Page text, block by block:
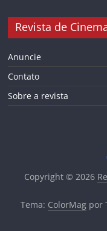
Revista de
Anuncie
Contato
Sobre a revista
Copyright © 2026
Tema: ColorMagpor